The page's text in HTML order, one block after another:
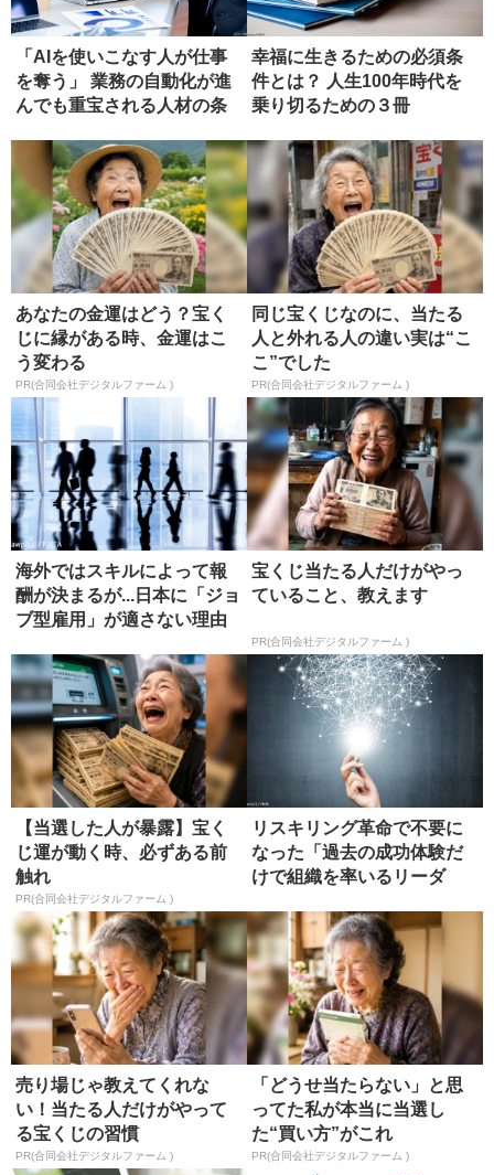
「AIを使いこなす人が仕事
を奪う」 業務の自動化が進
んでも重宝される人材の条
幸福に生きるための必須条
件とは？ 人生100年時代を
乗り切るための３冊
あなたの金運はどう？宝く
じに縁がある時、金運はこ
う変わる
PR(合同会社デジタルファーム )
同じ宝くじなのに、当たる
人と外れる人の違い実は“こ
こ”でした
PR(合同会社デジタルファーム )
海外ではスキルによって報
酬が決まるが...日本に「ジョ
ブ型雇用」が適さない理由
宝くじ当たる人だけがやっ
ていること、教えます
PR(合同会社デジタルファーム )
【当選した人が暴露】宝く
じ運が動く時、必ずある前
触れ
PR(合同会社デジタルファーム )
リスキリング革命で不要に
なった「過去の成功体験だ
けで組織を率いるリーダ
売り場じゃ教えてくれな
い！当たる人だけがやって
る宝くじの習慣
PR(合同会社デジタルファーム )
「どうせ当たらない」と思
ってた私が本当に当選し
た“買い方”がこれ
PR(合同会社デジタルファーム )